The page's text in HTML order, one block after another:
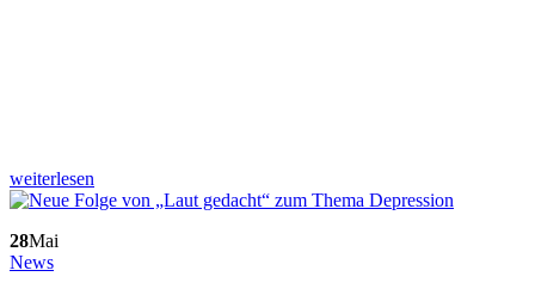
weiterlesen
28Mai
News